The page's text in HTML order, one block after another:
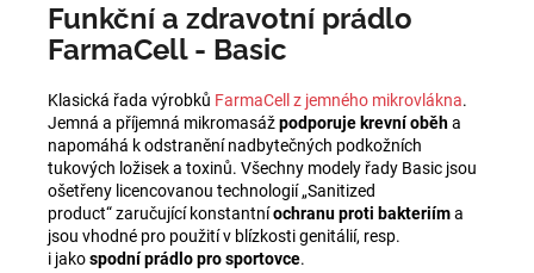
Funkční a zdravotní prádlo
FarmaCell - Basic
Klasická řada výrobků FarmaCell z jemného mikrovlákna.
Jemná a příjemná mikromasážpodporuje krevní oběha
napomáhá k odstranění nadbytečných podkožních
tukových ložisek a toxinů. Všechny modely řady Basic jsou
ošetřeny licencovanou technologií „Sanitized
product“ zaručující konstantníochranuproti bakteriíma
jsou vhodné pro použití v blízkosti genitálií, resp.
i jakospodní prádlopro sportovce.